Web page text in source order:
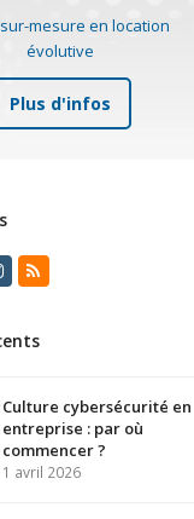
mesure en location
évolutive
Plus d'infos
Instagram
RSS
Culture cybersécurité en
entreprise : par où
commencer ?
1 avril 2026